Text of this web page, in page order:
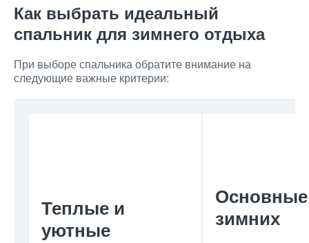
Как выбрать идеальный
спальник для зимнего отдыха
При выборе спальника обратите внимание на
следующие важные критерии:
Теплые и
уютные
зимних